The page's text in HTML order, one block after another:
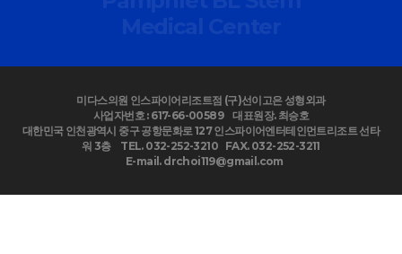
미다스의원 인스파이어리조트점 (구)선이고은 성형외과
사업자번호 : 617-66-00589
대표원장. 최승호
대한민국 인천광역시 중구 공항문화로 127 인스파이어엔터테인먼트리조트 선타
워 3층
TEL. 032-252-3210 FAX. 032-252-3211
E-mail. drchoi119@gmail.com